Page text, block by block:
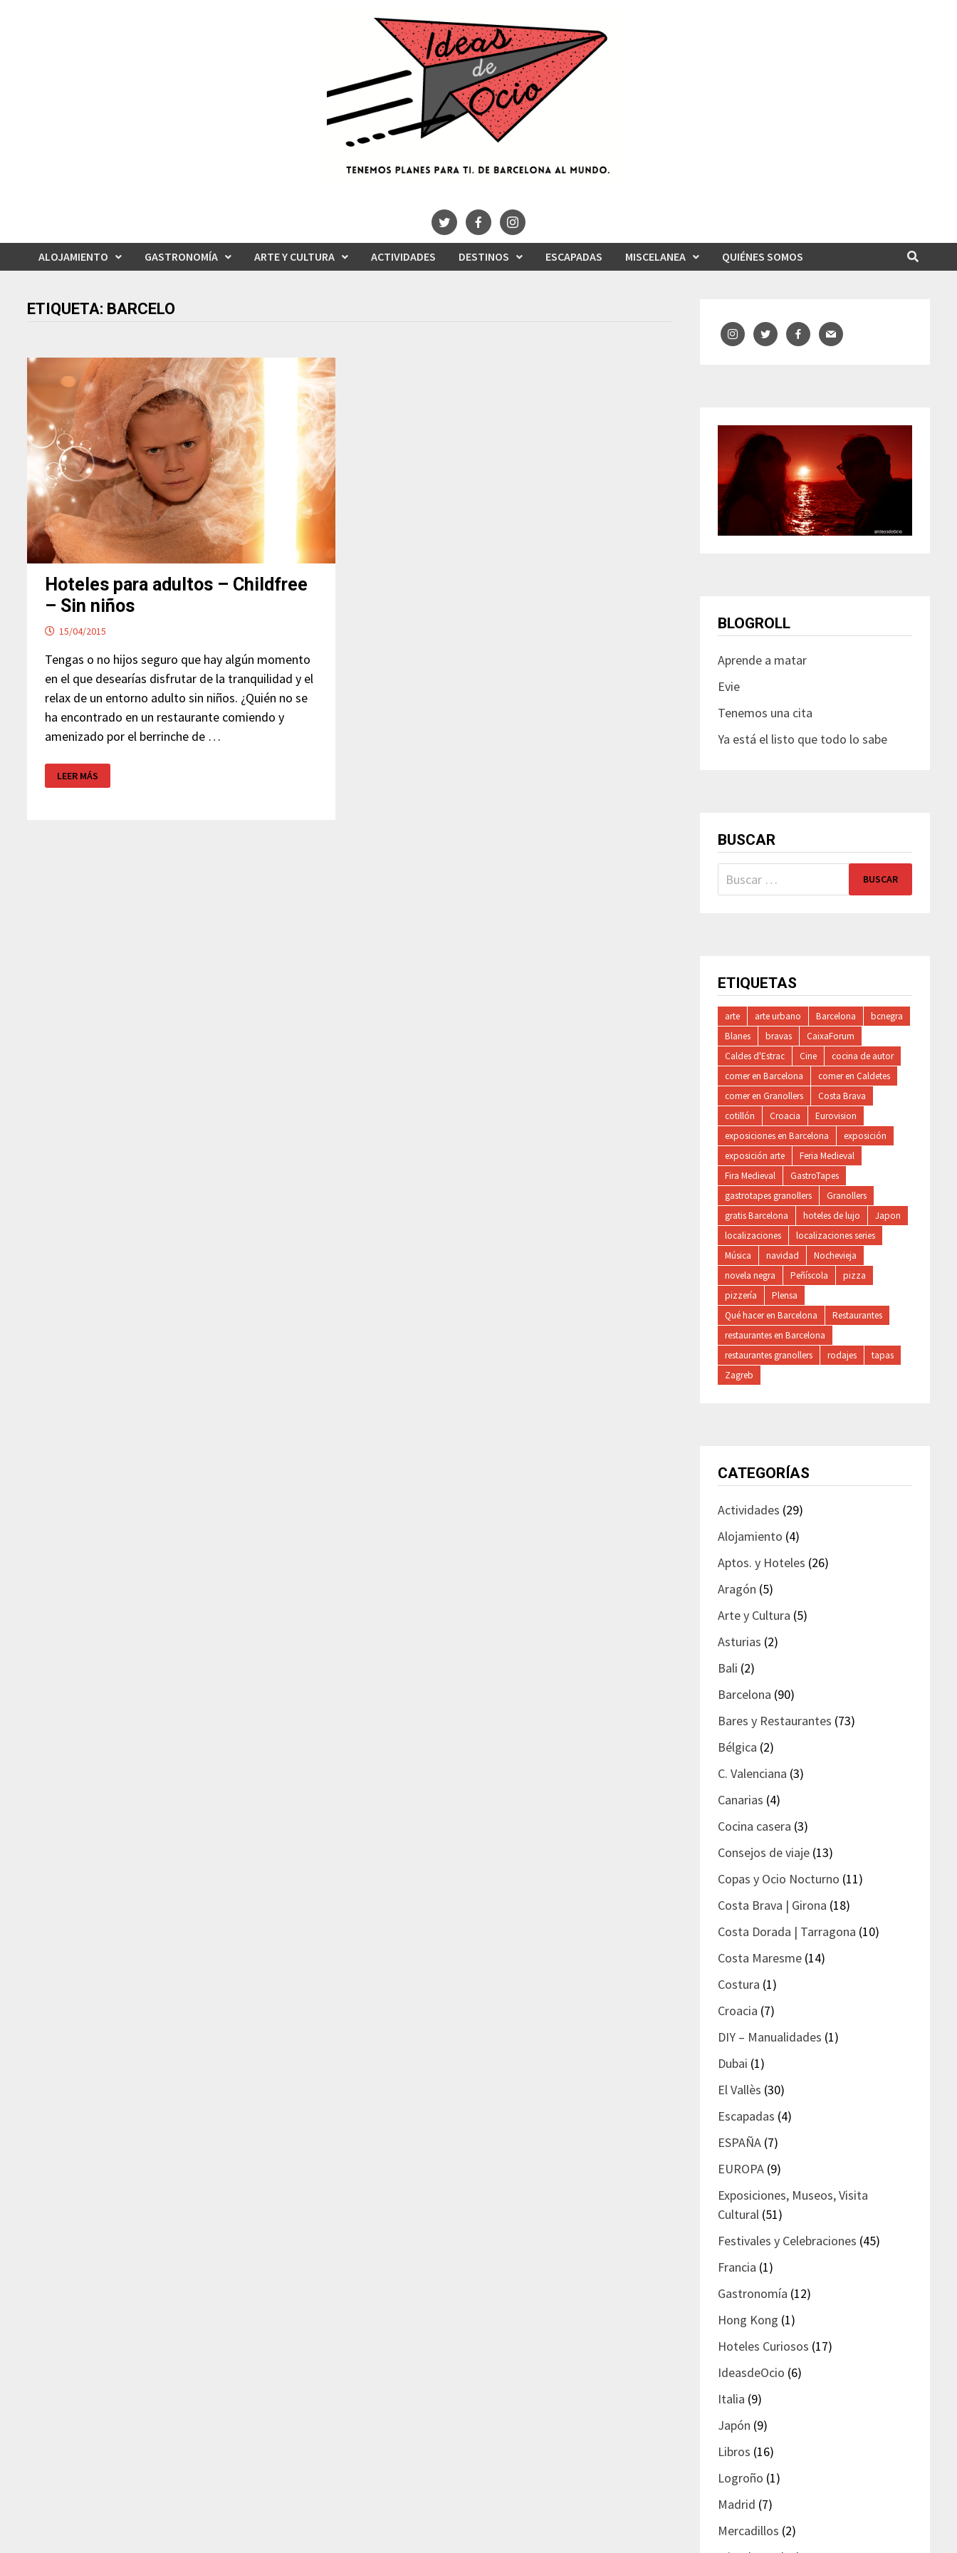
ALOJAMIENTO GASTRONOMÍA ARTE Y CULTURA ACTIVIDADES DESTINOS ESCAPADAS MISCELANEA QUIÉNES SOMOS
ETIQUETA: BARCELO
Hoteles para adultos – Childfree
– Sin niños
15/04/2015
Tengas o no hijos seguro que hay algún momento
en el que desearías disfrutar de la tranquilidad y el
relax de un entorno adulto sin niños. ¿Quién no se
ha encontrado en un restaurante comiendo y
amenizado por el berrinche de …
HOTELES
PARA
ADULTOS
LEER MÁS
BLOGROLL
Aprende a matar
Evie
Tenemos una cita
Ya está el listo que todo lo sabe
BUSCAR
Buscar:
ETIQUETAS
arte arte urbano Barcelona
bcnegra
Blanes
bravas
CaixaForum
Caldes d'Estrac
Cine
cocina de autor
comer en Barcelona
comer en Caldetes
comer en Granollers
Costa Brava
cotillón
Croacia
Eurovision
exposiciones en Barcelona
exposición
exposición arte
Feria Medieval
Fira Medieval
GastroTapes
gastrotapes granollers
Granollers
gratis Barcelona
hoteles de lujo
Japon
localizaciones
localizaciones series
Música
navidad
Nochevieja
novela negra
Peñíscola
pizza
pizzería
Plensa
Qué hacer en Barcelona
Restaurantes
restaurantes en Barcelona
restaurantes granollers
rodajes
tapas
Zagreb
CATEGORÍAS
Actividades (29)
Alojamiento (4)
Aptos. y Hoteles (26)
Aragón (5)
Arte y Cultura (5)
Asturias (2)
Bali (2)
Barcelona (90)
Bares y Restaurantes (73)
Bélgica (2)
C. Valenciana (3)
Canarias (4)
Cocina casera (3)
Consejos de viaje (13)
Copas y Ocio Nocturno (11)
Costa Brava | Girona (18)
Costa Dorada | Tarragona (10)
Costa Maresme (14)
Costura (1)
Croacia (7)
DIY – Manualidades (1)
Dubai (1)
El Vallès (30)
Escapadas (4)
ESPAÑA (7)
EUROPA (9)
Exposiciones, Museos, Visita
Cultural (51)
Festivales y Celebraciones (45)
Francia (1)
Gastronomía (12)
Hong Kong (1)
Hoteles Curiosos (17)
IdeasdeOcio (6)
Italia (9)
Japón (9)
Libros (16)
Logroño (1)
Madrid (7)
Mercadillos (2)